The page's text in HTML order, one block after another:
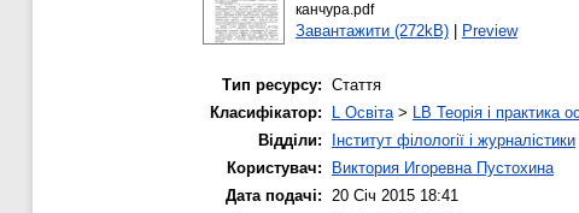
канчура.pdf
Завантажити (272kB)| Preview
Тип ресурсу: Стаття
Класифікатор:
L Освіта> LB Теорія і практика
Відділи:
Інститут філології і журналістики
Користувач:
Виктория Игоревна Пустохина
Дата подачі: 20 Січ 2015 18:41